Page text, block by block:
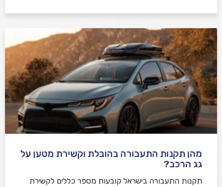
מהן תקנות התעבורה בהובלת וקשירת מטען על
גג הרכב?
תקנות התעבורה בישראל קובעות מספר כללים לקשירת